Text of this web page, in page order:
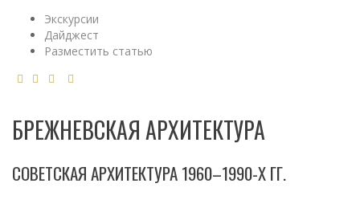
Экскурсии
Дайджест
Разместить статью
БРЕЖНЕВСКАЯ АРХИТЕКТУРА
СОВЕТСКАЯ АРХИТЕКТУРА 1960–1990-Х ГГ.